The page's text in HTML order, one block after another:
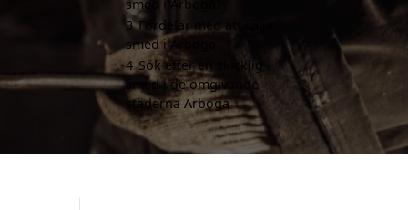
smed i Arboga?
3 Fördelar med att välja
smed i Arboga
4 Sök efter en skicklig
smed i de omgivande
städerna Arboga